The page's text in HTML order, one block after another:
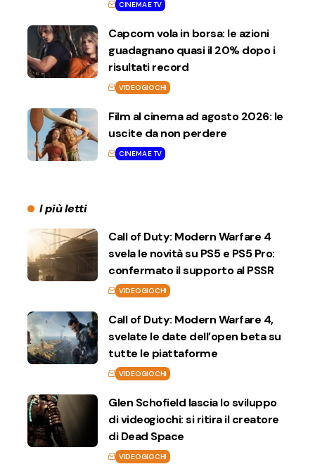
CINEMA E TV
Capcom vola in borsa: le azioni
guadagnano quasi il 20% dopo i
risultati record
VIDEOGIOCHI
Film al cinema ad agosto 2026: le
uscite da non perdere
CINEMA E TV
I più letti
Call of Duty: Modern Warfare 4
svela le novità su PS5 e PS5 Pro:
confermato il supporto al PSSR
VIDEOGIOCHI
Call of Duty: Modern Warfare 4,
svelate le date dell’open beta su
tutte le piattaforme
VIDEOGIOCHI
Glen Schofield lascia lo sviluppo
di videogiochi: si ritira il creatore
di Dead Space
VIDEOGIOCHI